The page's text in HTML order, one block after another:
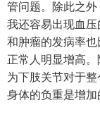
管问题。除此之外
我还容易出现血
和肿瘤的发病率也
正常人明显增高
为下肢关节对于整
身体的负重是增加